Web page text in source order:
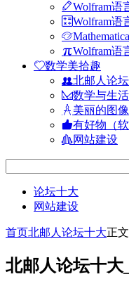
Wolfram语
Wolfram语
Wolfram语
数学美拾趣
北邮人论
数学与生活
美丽的图像
有好物（软
网站建设
论坛十大
网站建设
首页北邮人论坛十大正文
北邮人论坛十大